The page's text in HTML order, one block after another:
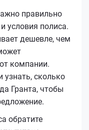
правильно
условия полиса.
дешевле, чем
компании.
сколько
Гранта, чтобы
обратите